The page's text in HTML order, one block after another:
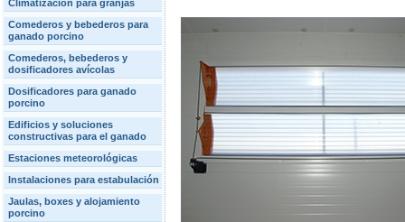
Climatización para granjas
Comederos y bebederos para
ganado porcino
Comederos, bebederos y
dosificadores avícolas
Dosificadores para ganado
porcino
Edificios y soluciones
constructivas para el ganado
Estaciones meteorológicas
Instalaciones para estabulación
Jaulas, boxes y alojamiento
porcino